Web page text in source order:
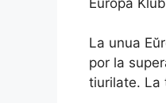
La unua
por la
tiurilate. La